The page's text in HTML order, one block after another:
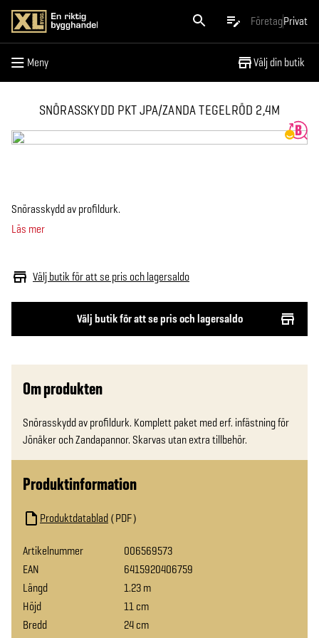
FöretagPrivat
Meny Välj din butik
Meny
SNÖRASSKYDD PKT JPA/ZANDA TEGELRÖD 2,4M
Välj butik för att se pris och lagersaldo
Välj butik för att se pris och lagersaldo
Snörasskydd av profildurk.
Läs mer
Om produkten
Snörasskydd av profildurk. Komplett paket med erf. infästning för
Jönåker och Zandapannor. Skarvas utan extra tillbehör.
Produktinformation
Produktdatablad PDF
Artikelnummer
006569573
EAN
6415920406759
Längd
1.23 m
Höjd
11 cm
Bredd
24 cm